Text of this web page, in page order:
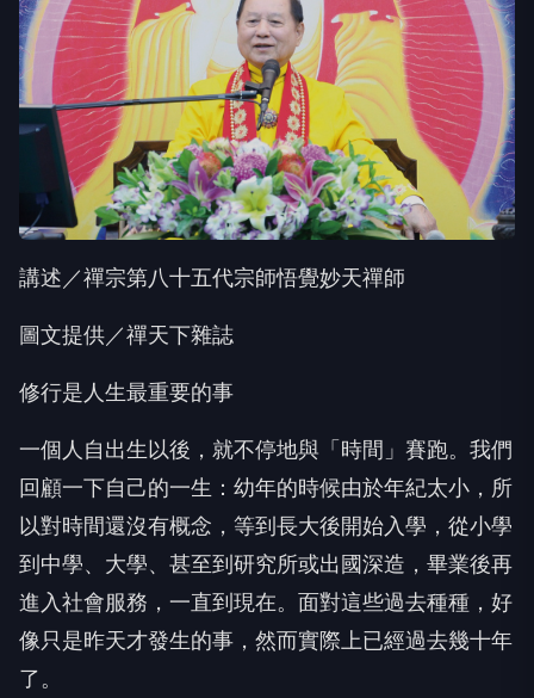
講述／禪宗第八十五代宗師悟覺妙天禪師
圖文提供／禪天下雜誌
修行是人生最重要的事
一個人自出生以後，就不停地與「時間」賽跑。我們
回顧一下自己的一生：幼年的時候由於年紀太小，所
以對時間還沒有概念，等到長大後開始入學，從小學
到中學、大學、甚至到研究所或出國深造，畢業後再
進入社會服務，一直到現在。面對這些過去種種，好
像只是昨天才發生的事，然而實際上已經過去幾十年
了。